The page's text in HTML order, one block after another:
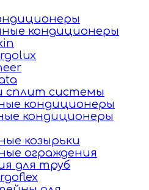
кондиционеры
сплит системы
кондиционеры
кондиционеры
козырьки
ограждения
для труб